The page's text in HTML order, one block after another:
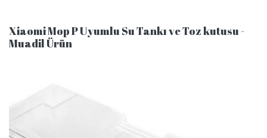
Xiaomi Mop P Uyumlu Su Tankı ve Toz kutusu -
Muadil Ürün